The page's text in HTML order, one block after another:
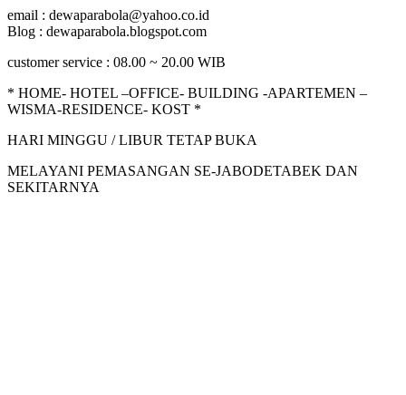
email : dewaparabola@yahoo.co.id
Blog : dewaparabola.blogspot.com
customer service : 08.00 ~ 20.00 WIB
* HOME- HOTEL –OFFICE- BUILDING -APARTEMEN –
WISMA-RESIDENCE- KOST *
HARI MINGGU / LIBUR TETAP BUKA
MELAYANI PEMASANGAN SE-JABODETABEK DAN
SEKITARNYA